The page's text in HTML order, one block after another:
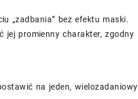
„zadbania” bez efektu maski.
jej promienny charakter, zgodny
na jeden, wielozadaniowy